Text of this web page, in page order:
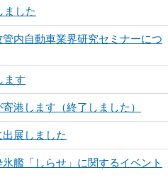
ました
管内自動車業界研究セミナーにつ
ます
港します（終了しました）
展しました
氷艦「しらせ」に関するイベント